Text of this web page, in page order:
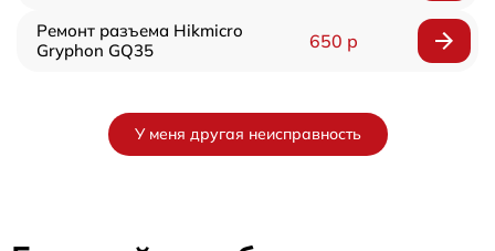
Ремонт разъема Hikmicro
Gryphon GQ35
650 р
У меня другая неисправность